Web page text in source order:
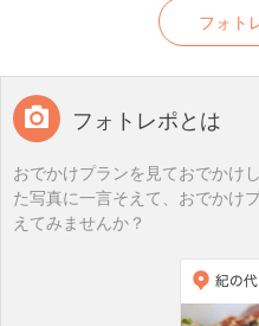
フォト
フォトレポとは
おでかけプランを見ておでかけ
た写真に一言そえて、おでかけ
えてみませんか？